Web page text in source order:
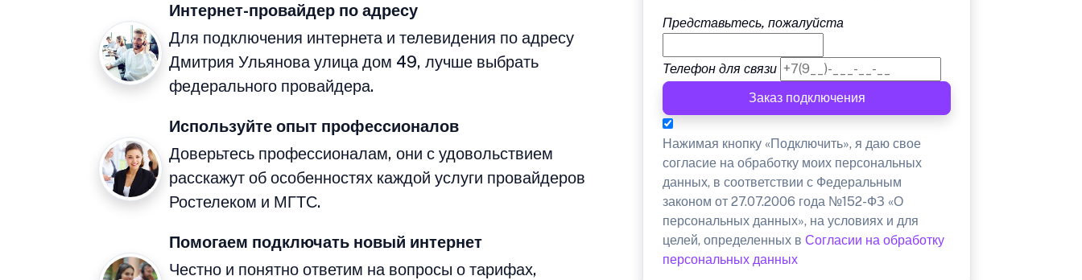
Интернет-провайдер по адресу
Для подключения интернета и телевидения по адресу
Дмитрия Ульянова улица дом 49, лучше выбрать
федерального провайдера.
Используйте опыт профессионалов
Доверьтесь профессионалам, они с удовольствием
расскажут об особенностях каждой услуги провайдеров
Ростелеком и МГТС.
Помогаем подключать новый интернет
Честно и понятно ответим на вопросы о тарифах,
Представьтесь, пожалуйста
Телефон для связи
Заказ подключения
Нажимая кнопку «Подключить», я даю свое
согласие на обработку моих персональных
данных, в соответствии с Федеральным
законом от 27.07.2006 года №152-ФЗ «О
персональных данных», на условиях и для
целей, определенных вСогласии на обработку
персональных данных